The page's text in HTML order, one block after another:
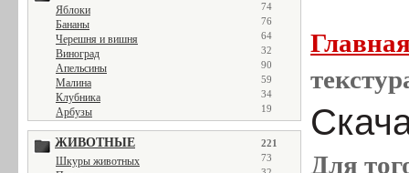
Яблоки 74
Бананы 76
Черешня и вишня 64
Виноград 32
Апельсины 90
Малина 59
Клубника 34
Арбузы 19
ЖИВОТНЫЕ 221
Шкуры животных 73
Для